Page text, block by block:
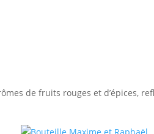
de fruits rouges et d’épices,